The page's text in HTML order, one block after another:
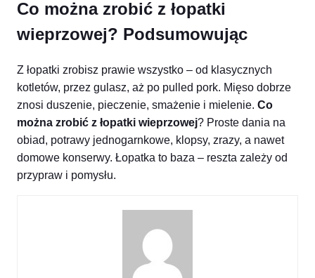
Co można zrobić z łopatki
wieprzowej? Podsumowując
Z łopatki zrobisz prawie wszystko – od klasycznych
kotletów, przez gulasz, aż po pulled pork. Mięso dobrze
znosi duszenie, pieczenie, smażenie i mielenie. Co
można zrobić z łopatki wieprzowej? Proste dania na
obiad, potrawy jednogarnkowe, klopsy, zrazy, a nawet
domowe konserwy. Łopatka to baza – reszta zależy od
przypraw i pomysłu.